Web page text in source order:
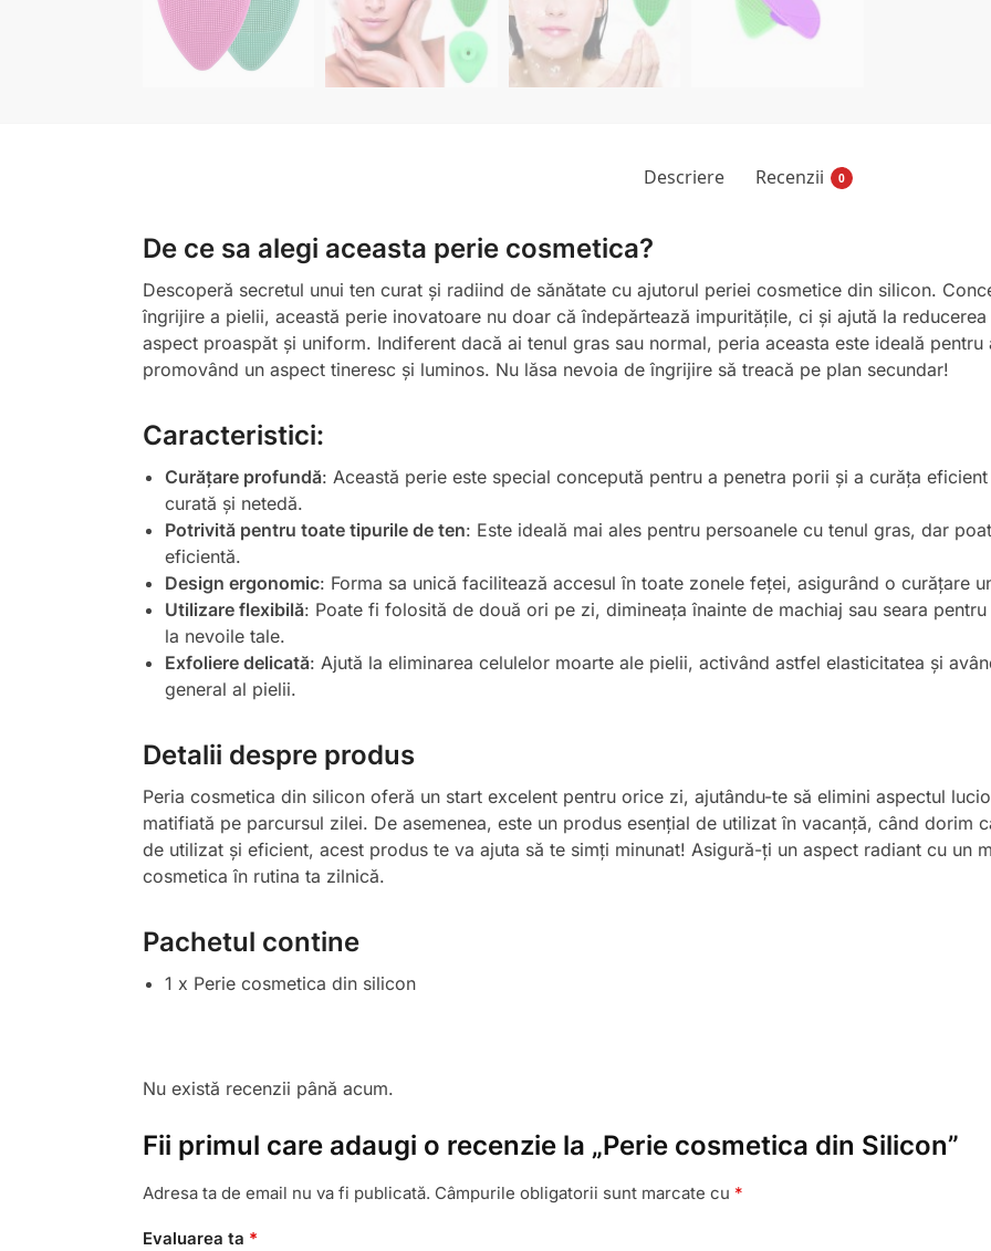
Descriere Recenzii 0
De ce sa alegi aceasta perie cosmetica?
Descoperă secretul unui ten curat și radiind de sănătate cu ajutorul periei cosmetice din silicon.
îngrijire a pielii, această perie inovatoare nu doar că îndepărtează impuritățile, ci și ajută la
aspect proaspăt și uniform. Indiferent dacă ai tenul gras sau normal, peria aceasta este ideală
promovând un aspect tineresc și luminos. Nu lăsa nevoia de îngrijire să treacă pe plan secundar!
Caracteristici:
Curățare profundă: Această perie este special concepută pentru a penetra porii și a curăța
curată și netedă.
Potrivită pentru toate tipurile de ten: Este ideală mai ales pentru persoanele cu tenul gras, dar
eficientă.
Design ergonomic: Forma sa unică facilitează accesul în toate zonele feței, asigurând o curățare
Utilizare flexibilă: Poate fi folosită de două ori pe zi, dimineața înainte de machiaj sau seara
la nevoile tale.
Exfoliere delicată: Ajută la eliminarea celulelor moarte ale pielii, activând astfel elasticitatea și
general al pielii.
Detalii despre produs
Peria cosmetica din silicon oferă un start excelent pentru orice zi, ajutându-te să elimini aspectul
matifiată pe parcursul zilei. De asemenea, este un produs esențial de utilizat în vacanță, când dorim
de utilizat și eficient, acest produs te va ajuta să te simți minunat! Asigură-ți un aspect radiant cu un
cosmetica în rutina ta zilnică.
Pachetul contine
1 x Perie cosmetica din silicon
Nu există recenzii până acum.
Fii primul care adaugi o recenzie la „Perie cosmetica din Silicon”
Adresa ta de email nu va fi publicată. Câmpurile obligatorii sunt marcate cu *
Evaluarea ta *